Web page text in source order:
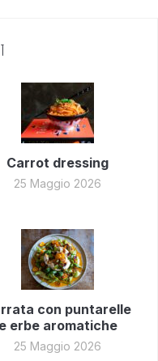
Carrot dressing
25 Maggio 2026
con puntarelle
e erbe aromatiche
25 Maggio 2026